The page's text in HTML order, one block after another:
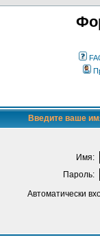
Введите ваше
Имя:
Пароль:
Автоматически